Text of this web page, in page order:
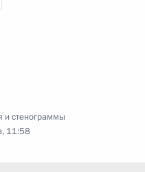
и стенограммы
11:58